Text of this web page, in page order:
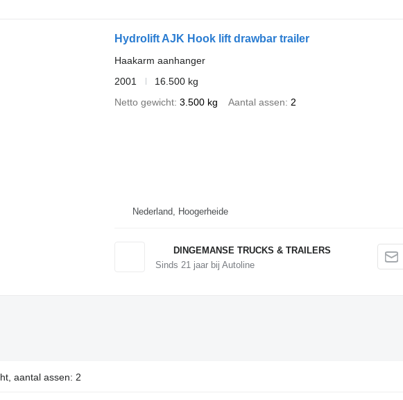
Hydrolift AJK Hook lift drawbar trailer
Haakarm aanhanger
2001
16.500 kg
Netto gewicht 3.500 kg Aantal assen 2
Nederland, Hoogerheide
DINGEMANSE TRUCKS & TRAILERS
Sinds 21jaar bij Autoline
aantal assen: 2